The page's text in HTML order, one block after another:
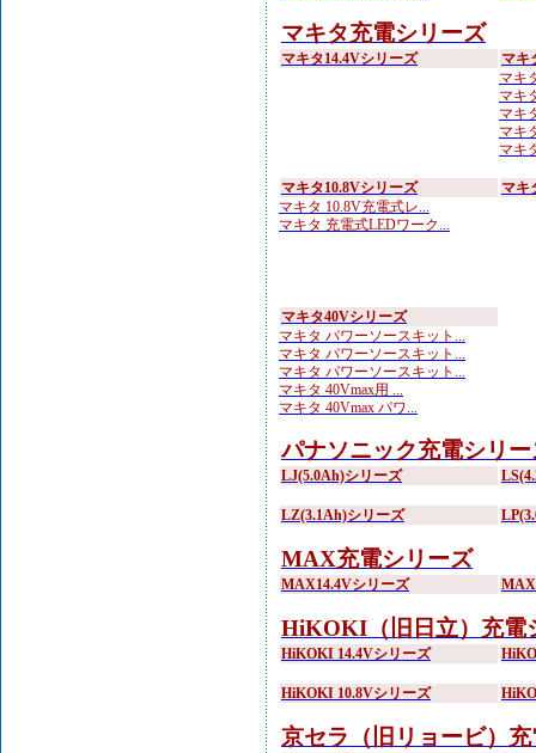
マキタ充電シリーズ
マキタ14.4Vシリーズ
マキ
マキ
マキ
マキ
マキ
マキ
マキタ10.8Vシリーズ
マキタ 10.8V充電式レ...
マキタ 充電式LEDワーク...
マキ
マキタ40Vシリーズ
マキタ パワーソースキット...
マキタ パワーソースキット...
マキタ パワーソースキット...
マキタ 40Vmax用 ...
マキタ 40Vmax パワ...
パナソニック充電シリー
LJ(5.0Ah)シリーズ
LZ(3.1Ah)シリーズ
MAX充電シリーズ
MAX14.4Vシリーズ
HiKOKI（旧日立）充電
HiKOKI 14.4Vシリーズ
HiKOKI 10.8Vシリーズ
京セラ（旧リョービ）